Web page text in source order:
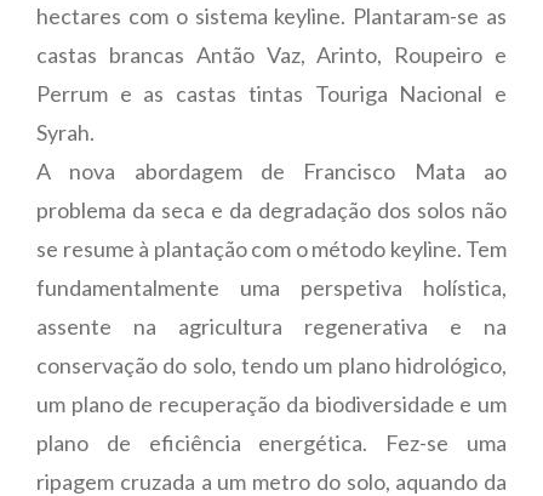
hectares com o sistema keyline. Plantaram-se as
castas brancas Antão Vaz, Arinto, Roupeiro e
Perrum e as castas tintas Touriga Nacional e
Syrah.
A nova abordagem de Francisco Mata ao
problema da seca e da degradação dos solos não
se resume à plantação com o método keyline. Tem
fundamentalmente uma perspetiva holística,
assente na agricultura regenerativa e na
conservação do solo, tendo um plano hidrológico,
um plano de recuperação da biodiversidade e um
plano de eficiência energética. Fez-se uma
ripagem cruzada a um metro do solo, aquando da